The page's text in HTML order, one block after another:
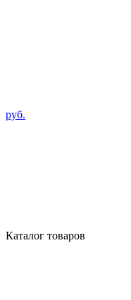
руб.
Каталог товаров